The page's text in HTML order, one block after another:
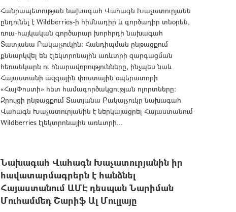
Հանրապետության նախագահ Վահագն Խաչատուրյանն
ընդունել է Wildberries-ի հիմնադիր և գործադիր տնօրեն,
ռուս-հայկական գործարար խորհրդի նախագահ
Տատյանա Բակալչուկին: Հանդիպման ընթացքում
քննարկվել են էլեկտրոնային առևտրի զարգացման
հեռանկարն ու հնարավորությունները, ինչպես նաև
Հայաստանի ազգային փոստային օպերատորի
«ՀայՓոստի» հետ համագործակցության ոլորտները:
Զրույցի ընթացքում Տատյանա Բակալչուկը նախագահ
Վահագն Խաչատուրյանին է ներկայացրել Հայաստանում
Wildberries էլեկտրոնային առևտրի...
Նախագահ Վահագն Խաչատուրյանին իր
հավատարմագրերն է հանձնել
Հայաստանում ԱՄԷ դեսպան Նարիման
Մուհամմեդ Շարիֆ Ալ Մուլլայը